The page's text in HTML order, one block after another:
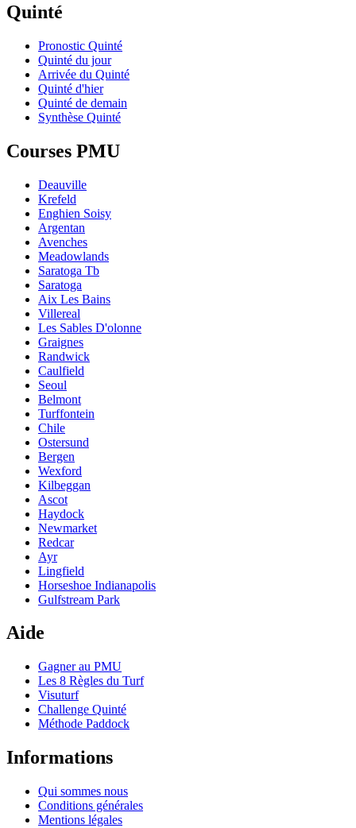
Quinté
Pronostic Quinté
Quinté du jour
Arrivée du Quinté
Quinté d'hier
Quinté de demain
Synthèse Quinté
Courses PMU
Deauville
Krefeld
Enghien Soisy
Argentan
Avenches
Meadowlands
Saratoga Tb
Saratoga
Aix Les Bains
Villereal
Les Sables D'olonne
Graignes
Randwick
Caulfield
Seoul
Belmont
Turffontein
Chile
Ostersund
Bergen
Wexford
Kilbeggan
Ascot
Haydock
Newmarket
Redcar
Ayr
Lingfield
Horseshoe Indianapolis
Gulfstream Park
Aide
Gagner au PMU
Les 8 Règles du Turf
Visuturf
Challenge Quinté
Méthode Paddock
Informations
Qui sommes nous
Conditions générales
Mentions légales